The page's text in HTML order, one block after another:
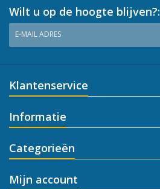
Wilt u op de hoogte blijven?:
E-MAIL ADRES
Klantenservice
Informatie
Categorieën
Mijn account